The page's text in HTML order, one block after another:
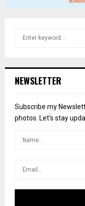
h
o
r
NEWSLETTER
Subscribe my
photos. Let's stay